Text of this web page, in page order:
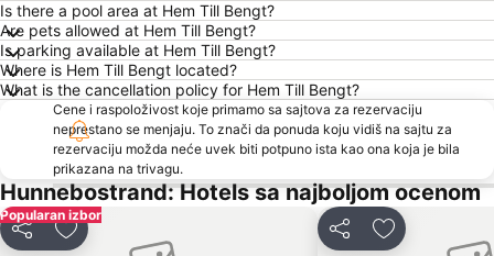
Is there a pool area at Hem Till Bengt?
Are pets allowed at Hem Till Bengt?
Is parking available at Hem Till Bengt?
Where is Hem Till Bengt located?
What is the cancellation policy for Hem Till Bengt?
Cene i raspoloživost koje primamo sa sajtova za rezervaciju
neprestano se menjaju. To znači da ponuda koju vidiš na sajtu za
rezervaciju možda neće uvek biti potpuno ista kao ona koja je bila
prikazana na trivagu.
Hunnebostrand: Hotels sa najboljom ocenom
Popularan izbor
Deli Dodati u favorite Deli Dodati u